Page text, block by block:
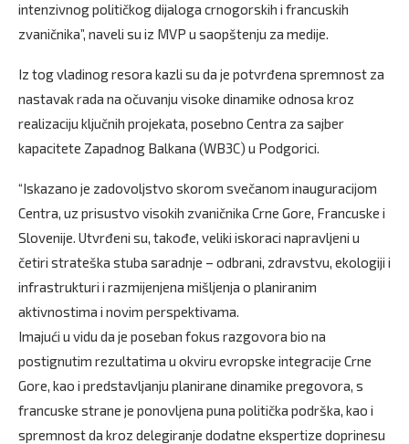
intenzivnog političkog dijaloga crnogorskih i francuskih
zvaničnika”, naveli su iz MVP u saopštenju za medije.
Iz tog vladinog resora kazli su da je potvrđena spremnost za
nastavak rada na očuvanju visoke dinamike odnosa kroz
realizaciju ključnih projekata, posebno Centra za sajber
kapacitete Zapadnog Balkana (WB3C) u Podgorici.
“Iskazano je zadovoljstvo skorom svečanom inauguracijom
Centra, uz prisustvo visokih zvaničnika Crne Gore, Francuske i
Slovenije. Utvrđeni su, takođe, veliki iskoraci napravljeni u
četiri strateška stuba saradnje – odbrani, zdravstvu, ekologiji i
infrastrukturi i razmijenjena mišljenja o planiranim
aktivnostima i novim perspektivama.
Imajući u vidu da je poseban fokus razgovora bio na
postignutim rezultatima u okviru evropske integracije Crne
Gore, kao i predstavljanju planirane dinamike pregovora, s
francuske strane je ponovljena puna politička podrška, kao i
spremnost da kroz delegiranje dodatne ekspertize doprinesu